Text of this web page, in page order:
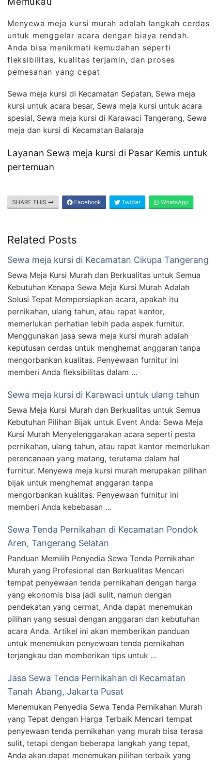
Menyewa meja kursi murah adalah langkah cerdas
untuk menggelar acara dengan biaya rendah.
Anda bisa menikmati kemudahan seperti
fleksibilitas, kualitas terjamin, dan proses
pemesanan yang cepat
Sewa meja kursi di Kecamatan Sepatan, Sewa meja
kursi untuk acara besar, Sewa meja kursi untuk acara
spesial, Sewa meja kursi di Karawaci Tangerang, Sewa
meja dan kursi di Kecamatan Balaraja
Layanan Sewa meja kursi di Pasar Kemis untuk
pertemuan
SHARE THIS Facebook Twitter WhatsApp
Related Posts
Sewa meja kursi di Kecamatan Cikupa Tangerang
Sewa Meja Kursi Murah dan Berkualitas untuk Semua
Kebutuhan Kenapa Sewa Meja Kursi Murah Adalah
Solusi Tepat Mempersiapkan acara, apakah itu
pernikahan, ulang tahun, atau rapat kantor,
memerlukan perhatian lebih pada aspek furnitur.
Menggunakan jasa sewa meja kursi murah adalah
keputusan cerdas untuk menghemat anggaran tanpa
mengorbankan kualitas. Penyewaan furnitur ini
memberi Anda fleksibilitas dalam …
Sewa meja kursi di Karawaci untuk ulang tahun
Sewa Meja Kursi Murah dan Berkualitas untuk Semua
Kebutuhan Pilihan Bijak untuk Event Anda: Sewa Meja
Kursi Murah Menyelenggarakan acara seperti pesta
pernikahan, ulang tahun, atau rapat kantor memerlukan
perencanaan yang matang, terutama dalam hal
furnitur. Menyewa meja kursi murah merupakan pilihan
bijak untuk menghemat anggaran tanpa
mengorbankan kualitas. Penyewaan furnitur ini
memberi Anda kebebasan …
Sewa Tenda Pernikahan di Kecamatan Pondok
Aren, Tangerang Selatan
Panduan Memilih Penyedia Sewa Tenda Pernikahan
Murah yang Profesional dan Berkualitas Mencari
tempat penyewaan tenda pernikahan dengan harga
yang ekonomis bisa jadi sulit, namun dengan
pendekatan yang cermat, Anda dapat menemukan
pilihan yang sesuai dengan anggaran dan kebutuhan
acara Anda. Artikel ini akan memberikan panduan
untuk menemukan penyewaan tenda pernikahan
terjangkau dan memberikan tips untuk …
Jasa Sewa Tenda Pernikahan di Kecamatan
Tanah Abang, Jakarta Pusat
Menemukan Penyedia Sewa Tenda Pernikahan Murah
yang Tepat dengan Harga Terbaik Mencari tempat
penyewaan tenda pernikahan yang murah bisa terasa
sulit, tetapi dengan beberapa langkah yang tepat,
Anda akan dapat menemukan pilihan terbaik yang